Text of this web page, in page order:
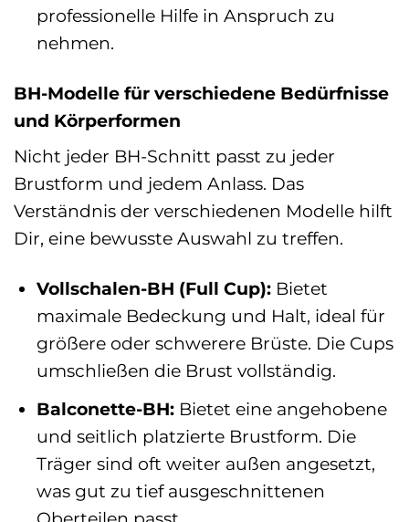
professionelle Hilfe in Anspruch zu
nehmen.
BH-Modelle für verschiedene Bedürfnisse
und Körperformen
Nicht jeder BH-Schnitt passt zu jeder
Brustform und jedem Anlass. Das
Verständnis der verschiedenen Modelle hilft
Dir, eine bewusste Auswahl zu treffen.
Vollschalen-BH (Full Cup):Bietet
maximale Bedeckung und Halt, ideal für
größere oder schwerere Brüste. Die Cups
umschließen die Brust vollständig.
Balconette-BH:Bietet eine angehobene
und seitlich platzierte Brustform. Die
Träger sind oft weiter außen angesetzt,
was gut zu tief ausgeschnittenen